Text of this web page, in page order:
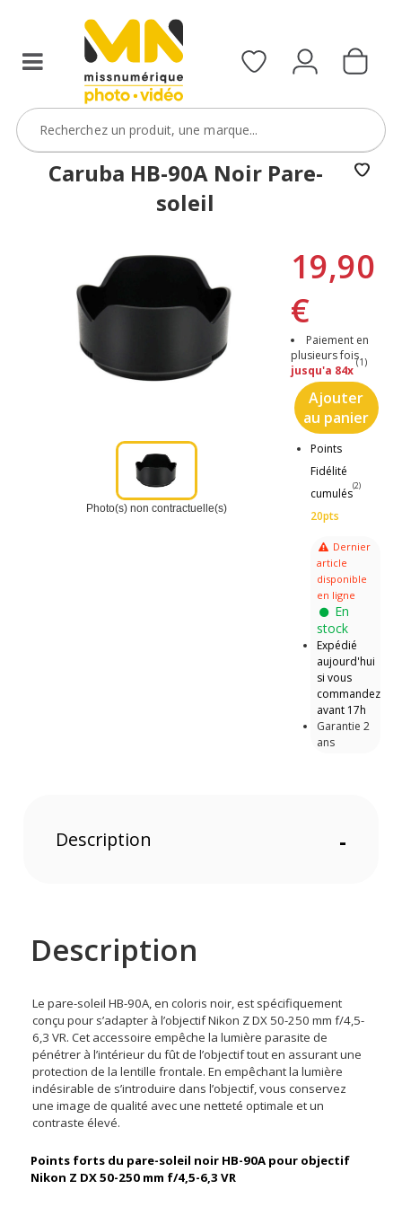
Caruba HB-90A Noir Pare-
soleil
Photo(s) non contractuelle(s)
19,90
€
Paiement en
plusieurs fois
jusqu'a 84x
(1)
Ajouter
au panier
Points
Fidélité
cumulés
(2)
20pts
Dernier
article
disponible
en ligne
En
stock
Expédié
aujourd'hui
si vous
commandez
avant 17h
Garantie 2
ans
Description -
Description
Le pare-soleil HB-90A, en coloris noir, est spécifiquement
conçu pour s’adapter à l’objectif Nikon Z DX 50-250 mm f/4,5-
6,3 VR. Cet accessoire empêche la lumière parasite de
pénétrer à l’intérieur du fût de l’objectif tout en assurant une
protection de la lentille frontale. En empêchant la lumière
indésirable de s’introduire dans l’objectif, vous conservez
une image de qualité avec une netteté optimale et un
contraste élevé.
Points forts du pare-soleil noir HB-90A pour objectif
Nikon Z DX 50-250 mm f/4,5-6,3 VR